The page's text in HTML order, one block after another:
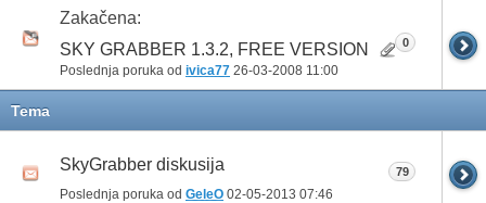
Zakačena:
SKY GRABBER 1.3.2, FREE VERSION
Poslednja poruka od ivica77 26-03-2008 11:00
0
Tema
SkyGrabber diskusija
Poslednja poruka od GeleO 02-05-2013 07:46
79